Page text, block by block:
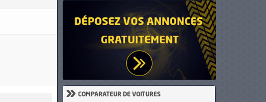
» COMPARATEUR DE VOITURES